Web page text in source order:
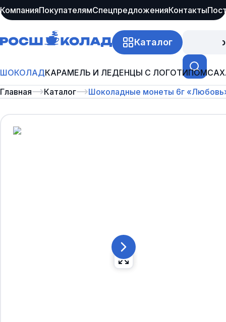
КомпанияПокупателямСпецпредложенияКонтакты
Каталог
ШОКОЛАДКАРАМЕЛЬ И ЛЕДЕНЦЫ С ЛОГОТИПОМ
Главная
Каталог Шоколадные монеты 6г